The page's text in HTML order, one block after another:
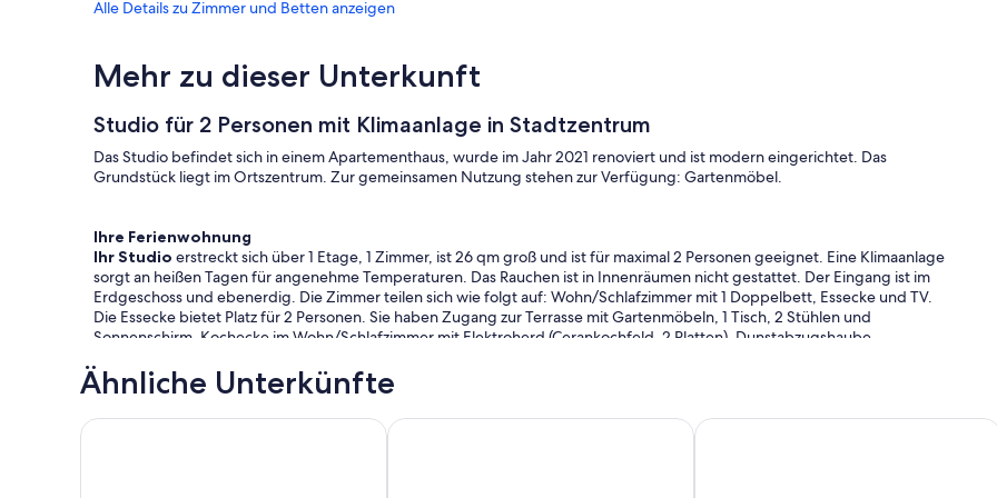
Alle Details zu Zimmer und Betten anzeigen
Mehr zu dieser Unterkunft
Studio für 2 Personen mit Klimaanlage in Stadtzentrum
Das Studio befindet sich in einem Apartementhaus, wurde im Jahr 2021 renoviert und ist modern eingerichtet. Das
Grundstück liegt im Ortszentrum. Zur gemeinsamen Nutzung stehen zur Verfügung: Gartenmöbel.
Ihre Ferienwohnung
Ihr Studio erstreckt sich über 1 Etage, 1 Zimmer, ist 26 qm groß und ist für maximal 2 Personen geeignet. Eine Klimaanlage
sorgt an heißen Tagen für angenehme Temperaturen. Das Rauchen ist in Innenräumen nicht gestattet. Der Eingang ist im
Erdgeschoss und ebenerdig. Die Zimmer teilen sich wie folgt auf: Wohn/Schlafzimmer mit 1 Doppelbett, Essecke und TV.
Die Essecke bietet Platz für 2 Personen. Sie haben Zugang zur Terrasse mit Gartenmöbeln, 1 Tisch, 2 Stühlen und
Sonnenschirm. Kochecke im Wohn/Schlafzimmer mit Elektroherd (Cerankochfeld, 2 Platten), Dunstabzugshaube,
Darüber hinaus ist Ihr Studio mit WLAN- Internetzugang ausgestattet. TV- bzw. Rundfunksender können per Kabel
empfangen werden. Sendungen in Deutsch und Ungarisch.
Ähnliche Unterkünfte
Piccola by Interhome Ferienwohnung kinderfreundlich mit Internet und Grillmöglichkeit
Ferienwohnung mit moderner